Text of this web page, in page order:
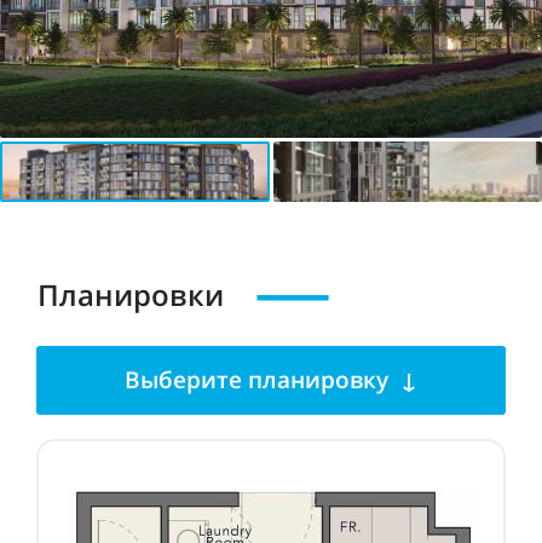
Планировки
Выберите планировку ↓